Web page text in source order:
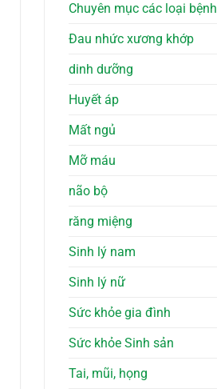
Chuyên mục các loại bệnh
Đau nhức xương khớp
dinh dưỡng
Huyết áp
Mất ngủ
Mỡ máu
não bộ
răng miệng
Sinh lý nam
Sinh lý nữ
Sức khỏe gia đình
Sức khỏe Sinh sản
Tai, mũi, họng